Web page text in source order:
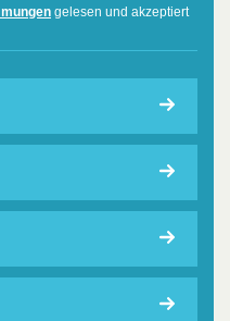
gelesen und akzeptiert